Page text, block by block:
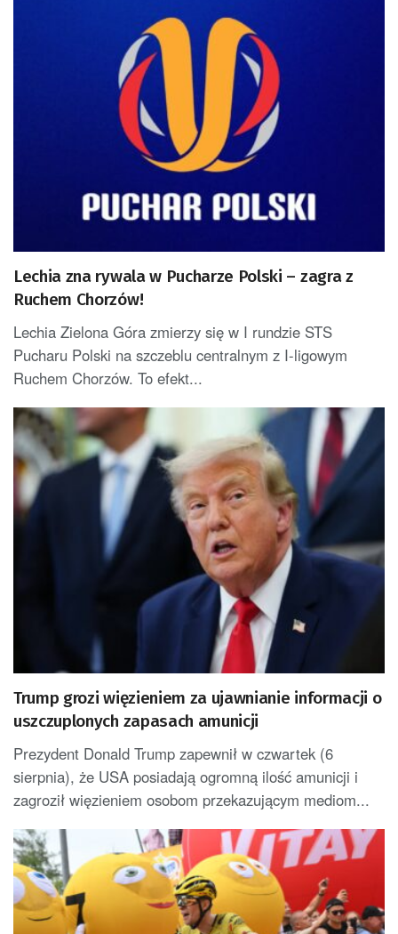
Lechia zna rywala w Pucharze Polski – zagra z
Ruchem Chorzów!
Lechia Zielona Góra zmierzy się w I rundzie STS
Pucharu Polski na szczeblu centralnym z I-ligowym
Ruchem Chorzów. To efekt...
Trump grozi więzieniem za ujawnianie informacji o
uszczuplonych zapasach amunicji
Prezydent Donald Trump zapewnił w czwartek (6
sierpnia), że USA posiadają ogromną ilość amunicji i
zagroził więzieniem osobom przekazującym mediom...